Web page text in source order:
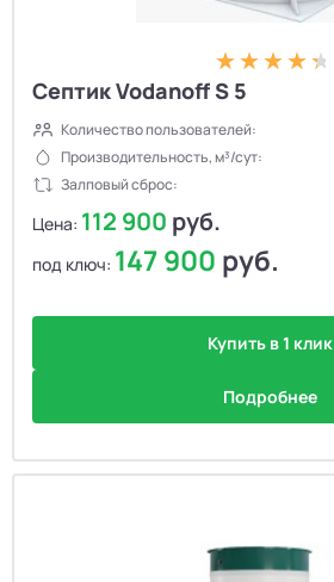
Септик Vodanoff S 5
Количество пользователей:
Производительность, м³/сут:
Залповый сброс:
Цена: 112 900 руб.
под ключ: 147 900 руб.
Купить в 1 клик
Подробнее